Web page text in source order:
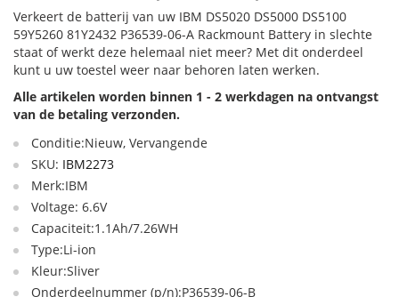
Verkeert de batterij van uw IBM DS5020 DS5000 DS5100
59Y5260 81Y2432 P36539-06-A Rackmount Battery in slechte
staat of werkt deze helemaal niet meer? Met dit onderdeel
kunt u uw toestel weer naar behoren laten werken.
Alle artikelen worden binnen 1 - 2 werkdagen na ontvangst
van de betaling verzonden.
Conditie:Nieuw, Vervangende
SKU: IBM2273
Merk:IBM
Voltage: 6.6V
Capaciteit:1.1Ah/7.26WH
Type:Li-ion
Kleur:Sliver
Onderdeelnummer (p/n):P36539-06-B